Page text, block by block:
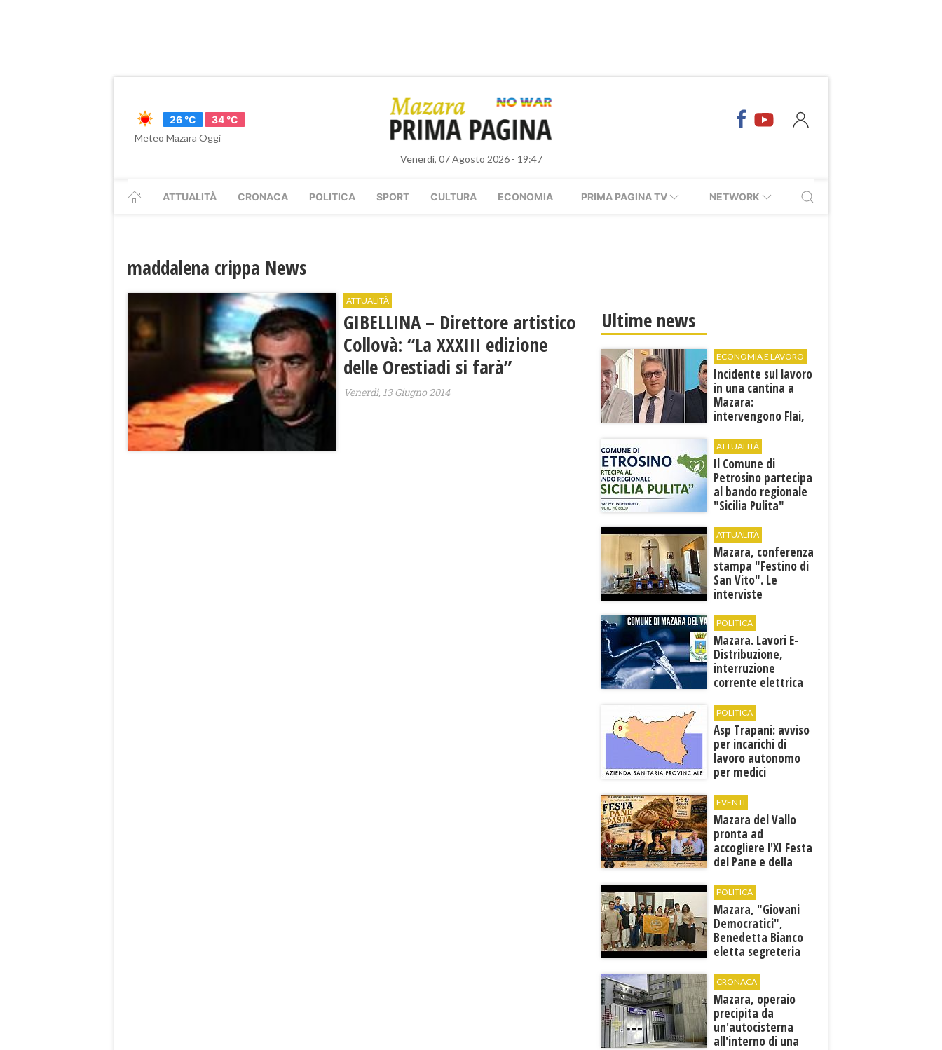
26 °C
34 °C
Meteo Mazara Oggi
Venerdì, 07 Agosto 2026 - 19:47
ATTUALITÀ CRONACA POLITICA SPORT CULTURA ECONOMIA PRIMA PAGINA TV NETWORK
maddalena crippa News
ATTUALITÀ
GIBELLINA – Direttore artistico
Collovà: “La XXXIII edizione
delle Orestiadi si farà”
Venerdì, 13 Giugno 2014
Ultime news
ECONOMIA E LAVORO
Incidente sul lavoro
in una cantina a
Mazara:
intervengono Flai,
ATTUALITÀ
​Il Comune di
Petrosino partecipa
al bando regionale
"Sicilia Pulita"
ATTUALITÀ
Mazara, conferenza
stampa "Festino di
San Vito". Le
interviste
POLITICA
Mazara. Lavori E-
Distribuzione,
interruzione
corrente elettrica
Miceli
POLITICA
Asp Trapani: avviso
per incarichi di
lavoro autonomo
per medici
discipline
EVENTI
Mazara del Vallo
pronta ad
accogliere l'XI Festa
del Pane e della
POLITICA
Mazara, "Giovani
Democratici",
Benedetta Bianco
eletta segreteria
CRONACA
Mazara, operaio
precipita da
un'autocisterna
all'interno di una